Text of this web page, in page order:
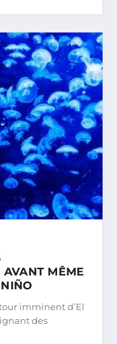
AVANT MÊME
imminent d’El
des